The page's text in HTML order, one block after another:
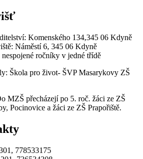
Komenského 134,345 06 Kdyně
Náměstí 6, 345 06 Kdyně
ročníky v jedné třídě
Škola pro život- ŠVP Masarykovy ZŠ
MZŠ přecházejí po 5. roč. žáci ze ZŠ
Pocinovice a žáci ze ZŠ Prapořiště.
778533175